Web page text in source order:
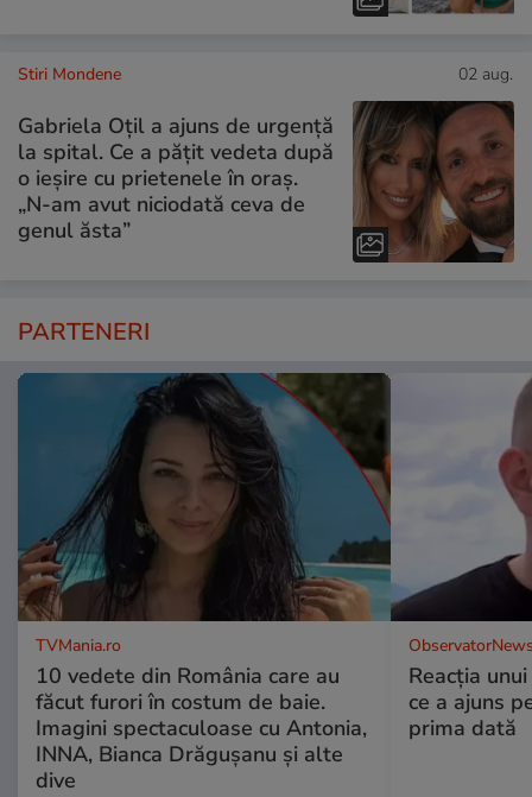
Stiri Mondene 02 aug.
Gabriela Oțil a ajuns de urgență
la spital. Ce a pățit vedeta după
o ieșire cu prietenele în oraș.
„N-am avut niciodată ceva de
genul ăsta”
PARTENERI
TVMania.ro
10 vedete din România care au
făcut furori în costum de baie.
Imagini spectaculoase cu Antonia,
INNA, Bianca Drăgușanu și alte
dive
Reacția
ce a ajuns
prima dată